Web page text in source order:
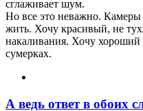
сглаживает шум.
Но все это неважно. Камеры
жить. Хочу красивый, не
накаливания. Хочу
сумерках.
А ведь ответ в обоих